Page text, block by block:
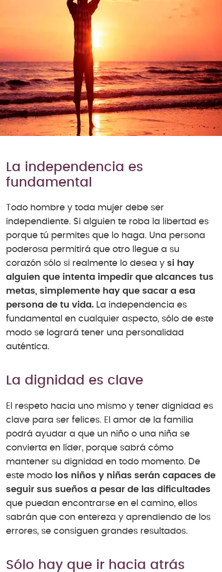
La independencia es
fundamental
Todo hombre y toda mujer debe ser
independiente. Si alguien te roba la libertad es
porque tú permites que lo haga. Una persona
poderosa permitirá que otro llegue a su
corazón sólo si realmente lo desea y si hay
alguien que intenta impedir que alcances tus
metas, simplemente hay que sacar a esa
persona de tu vida. La independencia es
fundamental en cualquier aspecto, sólo de este
modo se logrará tener una personalidad
auténtica.
La dignidad es clave
El respeto hacia uno mismo y tener dignidad es
clave para ser felices. El amor de la familia
podrá ayudar a que un niño o una niña se
convierta en líder, porque sabrá cómo
mantener su dignidad en todo momento. De
este modo los niños y niñas serán capaces de
seguir sus sueños a pesar de las dificultades
que puedan encontrarse en el camino, ellos
sabrán que con entereza y aprendiendo de los
errores, se consiguen grandes resultados.
Sólo hay que ir hacia atrás